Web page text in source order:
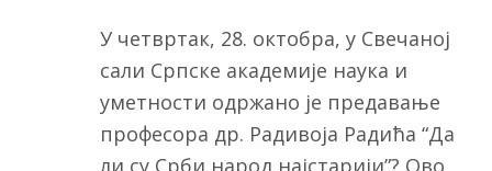
У четвртак, 28. октобра, у Свечаној
сали Српске академије наука и
уметности одржано је предавање
професора др. Радивоја Радића “Да
ли су Срби народ најстарији”? Ово